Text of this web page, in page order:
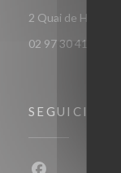
2 Quai de Houat
02 97 30 41 86
SEGUICI